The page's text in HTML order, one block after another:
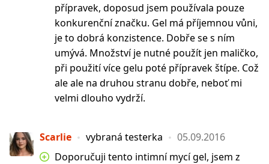
přípravek, doposud jsem používala pouze
konkurenční značku. Gel má příjemnou vůni,
je to dobrá konzistence. Dobře se s ním
umývá. Množství je nutné použít jen maličko,
při použití více gelu poté přípravek štípe. Což
ale ale na druhou stranu dobře, neboť mi
velmi dlouho vydrží.
Scarlie vybraná testerka
05.09.2016
Doporučuji tento intimní mycí gel, jsem z